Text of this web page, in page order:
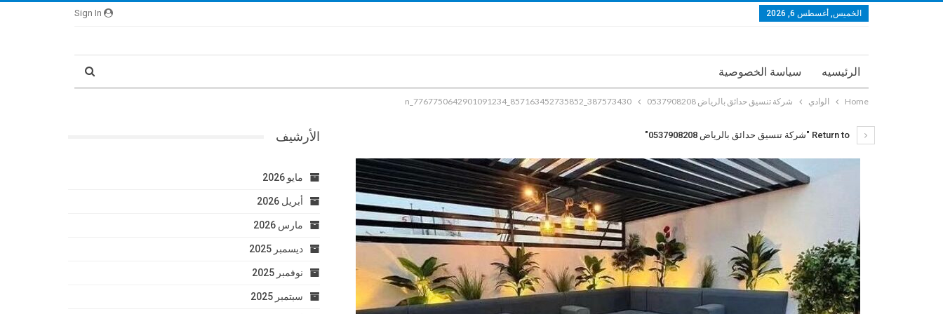
الخميس, أغسطس 6, 2026
الرئيسيه سياسة الخصوصية
Home الوادي شركة تنسيق حدائق بالرياض 0537908208 387573430_857163452735852_7767750642901091234_n
الأرشيف
مايو 2026
أبريل 2026
مارس 2026
ديسمبر 2025
نوفمبر 2025
سبتمبر 2025